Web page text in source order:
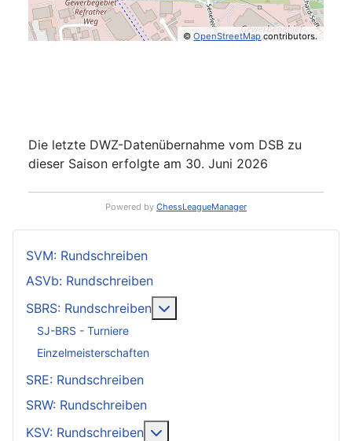
©OpenStreetMapcontributors.
Die letzte DWZ-Datenübernahme vom DSB zu
dieser Saison erfolgte am 30. Juni 2026
Powered by ChessLeagueManager
SVM: Rundschreiben
ASVb: Rundschreiben
SBRS: Rundschreiben
SJ-BRS - Turniere
Einzelmeisterschaften
SRE: Rundschreiben
SRW: Rundschreiben
KSV: Rundschreiben